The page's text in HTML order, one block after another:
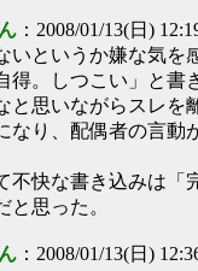
：2008/01/13(日)
いというか嫌な気を
得。しつこい」と書
と思いながらスレを
なり、配偶者の言動
不快な書き込みは「
思った。
：2008/01/13(日)